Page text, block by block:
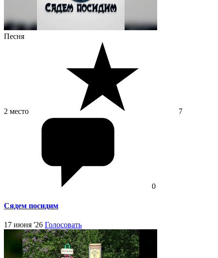
Песня
2 место 7
0
Сядем посидим
17 июня '26 Голосовать